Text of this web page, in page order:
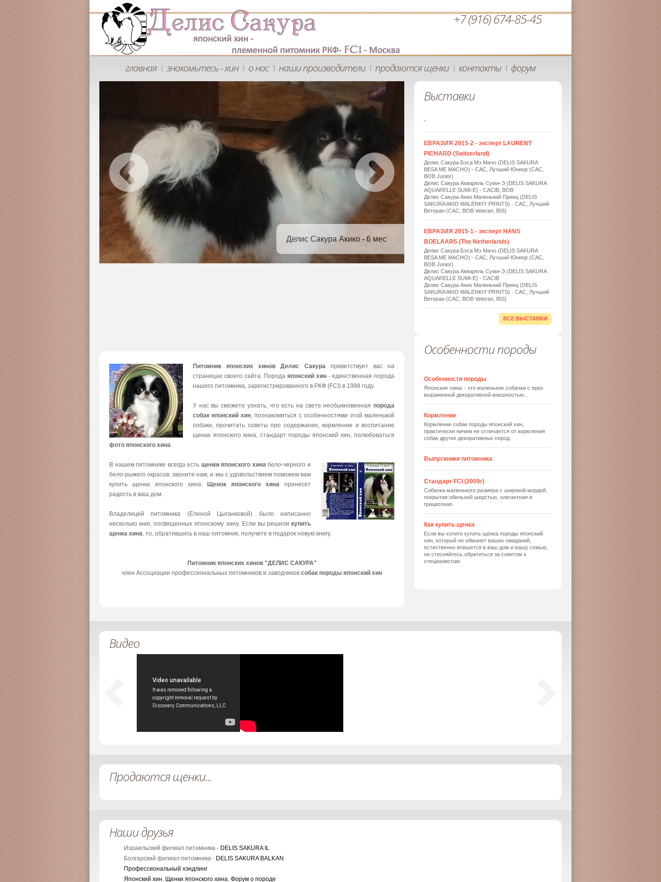
+7 (916) 674-85-45
главная | знакомьтесь - хин | о нас | наши производители | продаются щенки | контакты | форум
Делис Сакура Акико - 6 мес
Выставки
-
ЕВРАЗИЯ 2015-2 - эксперт LAURENT
PICHARD (Switzerland)
Делис Сакура Бэса Мэ Мачо (DELIS SAKURA
BESA ME MACHO) - САС, Лучший Юниор (САС,
BOB Junior)
Делис Сакура Акварель Суми-Э (DELIS SAKURA
AQUARELLE SUMI-E) - САСIB, BOB
Делис Сакура Акио Маленький Принц (DELIS
SAKURA AKIO MALENKIY PRINTS) - САС, Лучший
Ветеран (САС, BOB Veteran, BIS)
ЕВРАЗИЯ 2015-1 - эксперт HANS
BOELAARS (The Netherlands)
Делис Сакура Бэса Мэ Мачо (DELIS SAKURA
BESA ME MACHO) - САС, Лучший Юниор (САС,
BOB Junior)
Делис Сакура Акварель Суми-Э (DELIS SAKURA
AQUARELLE SUMI-E) - САСIB
Делис Сакура Акио Маленький Принц (DELIS
SAKURA AKIO MALENKIY PRINTS) - САС, Лучший
Ветеран (САС, BOB Veteran, BIS)
ВСЕ ВЫСТАВКИ
Питомник японских хинов Делис Сакура приветствует вас на
страницах своего сайта. Порода японский хин- единственная порода
нашего питомника, зарегистрированного в РКФ (FCI) в 1998 году.
У нас вы сможете узнать, что есть на свете необыкновенная порода
собак японский хин, познакомиться с особенностями этой маленькой
собаки, прочитать советы про содержание, кормление и воспитание
щенка японского хина, стандарт породы японский хин, полюбоваться
фото японского хина.
В нашем питомнике всегда есть щенки японского хинабело-черного и
бело-рыжего окрасов, звоните нам, и мы с удовольствием поможем вам
купить щенка японского хина.
Щенок японского хина принесет
радость в ваш дом.
Владелицей питомника (Еленой Цыганковой) было написанно
несколько книг, посвященных японскому хину. Если вы решили купить
щенка хина, то, обратившись в наш питомник, получите в подарок новую книгу.
Питомник японских хинов "ДЕЛИС САКУРА"
член Ассоциации профессиональных питомников и заводчиков собак породы японский хин
Особенности породы
Особенности породы
Японские хины - это маленькие собачки с ярко
выраженной декоративной внешностью...
Кормление
Кормление собак породы японский хин,
практически ничем не отличается от кормления
собак других декоративных пород.
Выпускники питомника
Стандарт FCI (2009г)
Собачка маленького размера с широкой мордой,
покрытая обильной шерстью, элегантная и
грациозная.
Как купить щенка
Если вы хотите купить щенка породы японский
хин, который не обманет ваших ожиданий,
естественно впишется в ваш дом и вашу семью,
не стесняйтесь обратиться за советом к
специалистам.
Видео
Продаются щенки...
Наши друзья
Израильский филиал питомника - DELIS SAKURA IL
Болгарский филиал питомника - DELIS SAKURA BALKAN
Профессиональный хэндлинг
Японский хин. Щенки японского хина. Форум о породе